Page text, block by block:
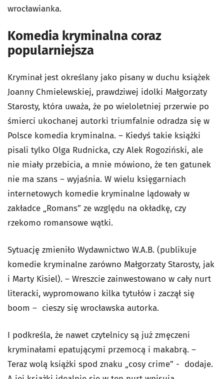
wrocławianka.
Komedia kryminalna coraz
popularniejsza
Kryminał jest określany jako pisany w duchu książek
Joanny Chmielewskiej, prawdziwej idolki Małgorzaty
Starosty, która uważa, że po wieloletniej przerwie po
śmierci ukochanej autorki triumfalnie odradza się w
Polsce komedia kryminalna. – Kiedyś takie książki
pisali tylko Olga Rudnicka, czy Alek Rogoziński, ale
nie miały przebicia, a mnie mówiono, że ten gatunek
nie ma szans – wyjaśnia. W wielu księgarniach
internetowych komedie kryminalne lądowały w
zakładce „Romans” ze względu na okładkę, czy
rzekomo romansowe wątki.
Sytuację zmieniło Wydawnictwo W.A.B. (publikuje
komedie kryminalne zarówno Małgorzaty Starosty, jak
i Marty Kisiel). – Wreszcie zainwestowano w cały nurt
literacki, wypromowano kilka tytułów i zaczął się
boom – cieszy się wrocławska autorka.
I podkreśla, że nawet czytelnicy są już zmęczeni
kryminałami epatującymi przemocą i makabrą. –
Teraz wolą książki spod znaku „cosy crime” - dodaje.